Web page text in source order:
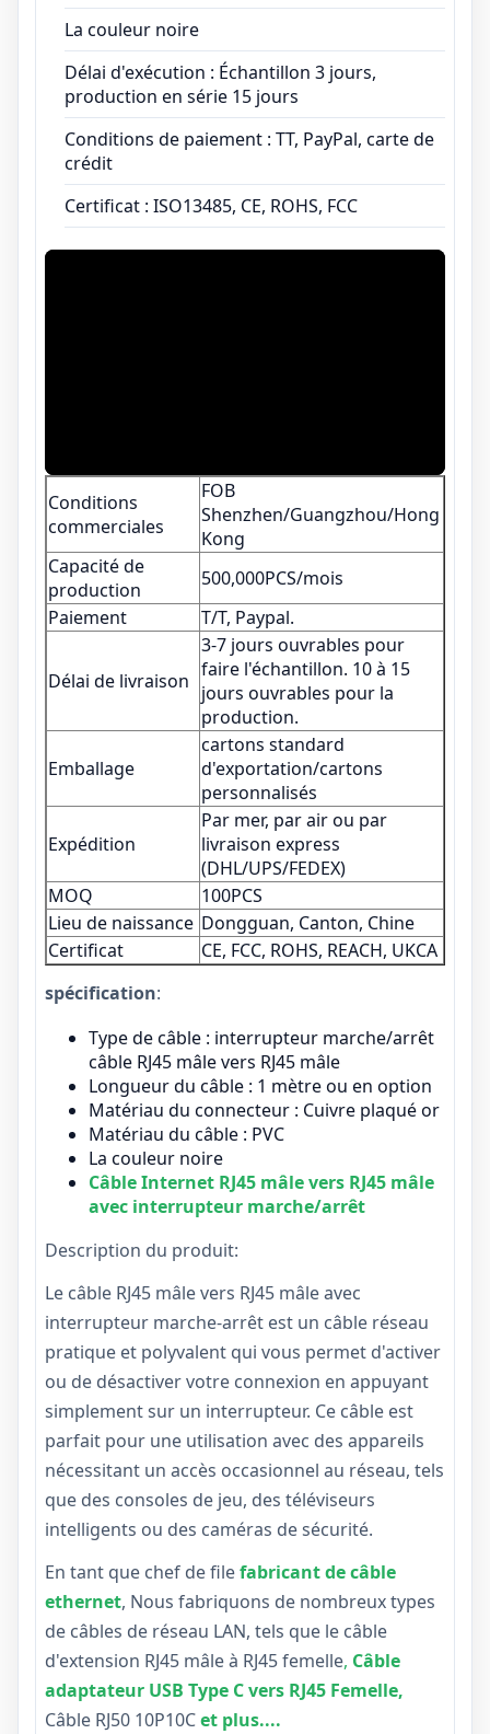
La couleur noire
Délai d'exécution : Échantillon 3 jours,
production en série 15 jours
Conditions de paiement : TT, PayPal, carte de
crédit
Certificat : ISO13485, CE, ROHS, FCC
Conditions
commerciales
FOB
Shenzhen/Guangzhou/Hong
Kong
Capacité de
production
500,000PCS/mois
Paiement
T/T, Paypal.
Délai de livraison
3-7 jours ouvrables pour
faire l'échantillon. 10 à 15
jours ouvrables pour la
production.
Emballage
cartons standard
d'exportation/cartons
personnalisés
Expédition
Par mer, par air ou par
livraison express
(DHL/UPS/FEDEX)
MOQ
100PCS
Lieu de naissance Dongguan, Canton, Chine
Certificat
CE, FCC, ROHS, REACH, UKCA
spécification:
Type de câble : interrupteur marche/arrêt
câble RJ45 mâle vers RJ45 mâle
Longueur du câble : 1 mètre ou en option
Matériau du connecteur : Cuivre plaqué or
Matériau du câble : PVC
La couleur noire
Câble Internet RJ45 mâle vers RJ45 mâle
avec interrupteur marche/arrêt
Description du produit:
Le câble RJ45 mâle vers RJ45 mâle avec
interrupteur marche-arrêt est un câble réseau
pratique et polyvalent qui vous permet d'activer
ou de désactiver votre connexion en appuyant
simplement sur un interrupteur. Ce câble est
parfait pour une utilisation avec des appareils
nécessitant un accès occasionnel au réseau, tels
que des consoles de jeu, des téléviseurs
intelligents ou des caméras de sécurité.
En tant que chef de filefabricant de câble
ethernet, Nous fabriquons de nombreux types
de câbles de réseau LAN, tels que le câble
d'extension RJ45 mâle à RJ45 femelle, Câble
adaptateur USB Type C vers RJ45 Femelle,
Câble RJ50 10P10Cet plus....